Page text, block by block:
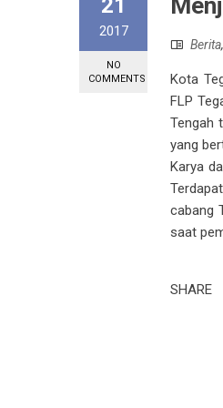
21
2017
NO
COMMENTS
Berita,
Kota
FLP
Tengah
yang
Karya
cabang
saat
SHARE